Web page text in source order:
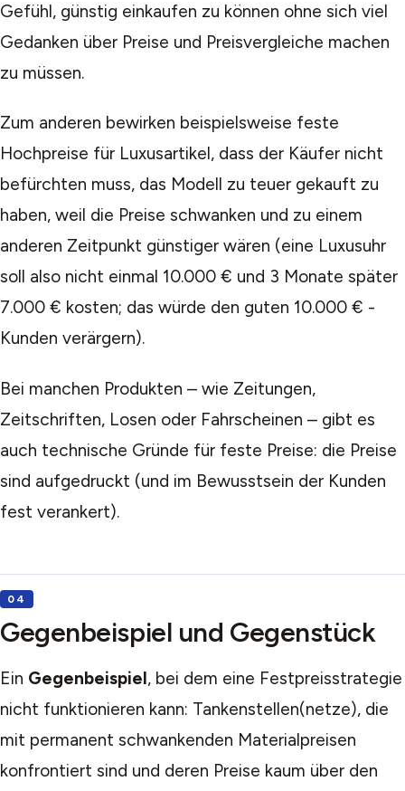
Gefühl, günstig einkaufen zu können ohne sich viel
Gedanken über Preise und Preisvergleiche machen
zu müssen.
Zum anderen bewirken beispielsweise feste
Hochpreise für Luxusartikel, dass der Käufer nicht
befürchten muss, das Modell zu teuer gekauft zu
haben, weil die Preise schwanken und zu einem
anderen Zeitpunkt günstiger wären (eine Luxusuhr
soll also nicht einmal 10.000 € und 3 Monate später
7.000 € kosten; das würde den guten 10.000 € -
Kunden verärgern).
Bei manchen Produkten – wie Zeitungen,
Zeitschriften, Losen oder Fahrscheinen – gibt es
auch technische Gründe für feste Preise: die Preise
sind aufgedruckt (und im Bewusstsein der Kunden
fest verankert).
Gegenbeispiel und Gegenstück
Ein Gegenbeispiel, bei dem eine Festpreisstrategie
nicht funktionieren kann: Tankenstellen(netze), die
mit permanent schwankenden Materialpreisen
konfrontiert sind und deren Preise kaum über den